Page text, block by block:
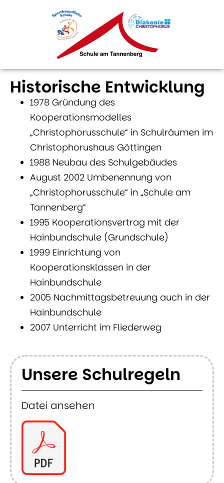
Historische Entwicklung
1978 Gründung des
Kooperationsmodelles
„Christophorusschule“ in Schulräumen im
Christophorushaus Göttingen
1988 Neubau des Schulgebäudes
August 2002 Umbenennung von
„Christophorusschule“ in „Schule am
Tannenberg“
1995 Kooperationsvertrag mit der
Hainbundschule (Grundschule)
1999 Einrichtung von
Kooperationsklassen in der
Hainbundschule
2005 Nachmittagsbetreuung auch in der
Hainbundschule
2007 Unterricht im Fliederweg
Unsere Schulregeln
Datei ansehen